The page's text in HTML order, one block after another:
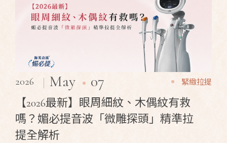
2026 May 07 緊緻拉提
【2026最新】眼周細紋、木偶紋有救
嗎？媚必提音波「微雕探頭」精準拉
提全解析